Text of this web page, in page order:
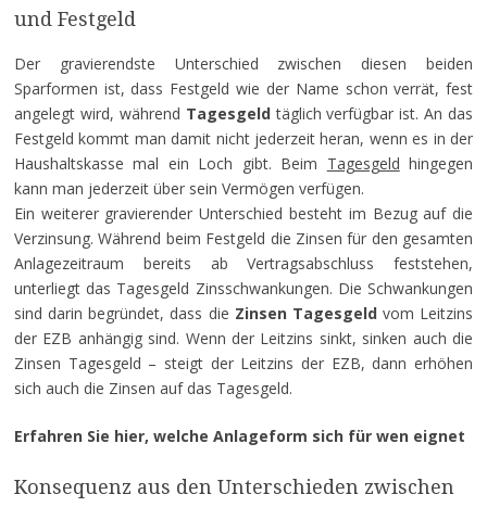
und Festgeld
Der gravierendste Unterschied zwischen diesen beiden
Sparformen ist, dass Festgeld wie der Name schon verrät, fest
angelegt wird, während Tagesgeldtäglich verfügbar ist. An das
Festgeld kommt man damit nicht jederzeit heran, wenn es in der
Haushaltskasse mal ein Loch gibt. Beim Tagesgeld hingegen
kann man jederzeit über sein Vermögen verfügen.
Ein weiterer gravierender Unterschied besteht im Bezug auf die
Verzinsung. Während beim Festgeld die Zinsen für den gesamten
Anlagezeitraum bereits ab Vertragsabschluss feststehen,
unterliegt das Tagesgeld Zinsschwankungen. Die Schwankungen
sind darin begründet, dass die Zinsen Tagesgeldvom Leitzins
der EZB anhängig sind. Wenn der Leitzins sinkt, sinken auch die
Zinsen Tagesgeld – steigt der Leitzins der EZB, dann erhöhen
sich auch die Zinsen auf das Tagesgeld.
Erfahren Sie hier, welche Anlageform sich für wen eignet
Konsequenz aus den Unterschieden zwischen